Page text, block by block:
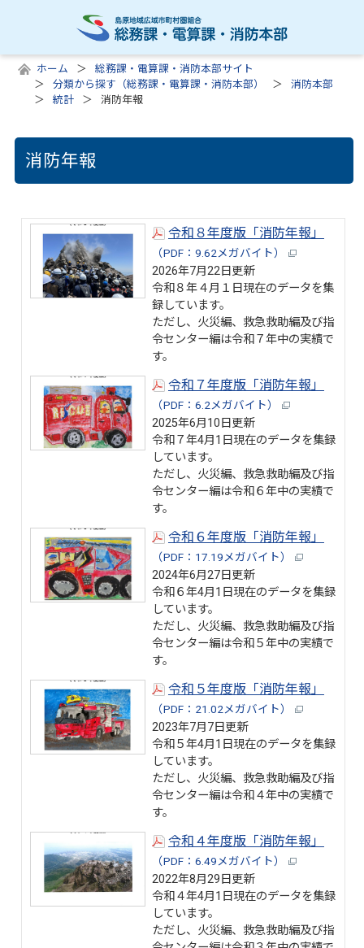
ホーム
総務課・電算課・消防本部サイト
分類から探す（総務課・電算課・消防本部）
消防本部
統計
消防年報
消防年報
令和８年度版「消防年報」
（PDF：9.62メガバイト）
2026年7月22日更新
令和８年４月１日現在のデータを集
録しています。
ただし、火災編、救急救助編及び指
令センター編は令和７年中の実績で
す。
令和７年度版「消防年報」
（PDF：6.2メガバイト）
2025年6月10日更新
令和７年4月1日現在のデータを集録
しています。
ただし、火災編、救急救助編及び指
令センター編は令和６年中の実績で
す。
令和６年度版「消防年報」
（PDF：17.19メガバイト）
2024年6月27日更新
令和６年4月1日現在のデータを集録
しています。
ただし、火災編、救急救助編及び指
令センター編は令和５年中の実績で
す。
令和５年度版「消防年報」
（PDF：21.02メガバイト）
2023年7月7日更新
令和５年4月1日現在のデータを集録
しています。
ただし、火災編、救急救助編及び指
令センター編は令和４年中の実績で
す。
令和４年度版「消防年報」
（PDF：6.49メガバイト）
2022年8月29日更新
令和４年4月1日現在のデータを集録
しています。
ただし、火災編、救急救助編及び指